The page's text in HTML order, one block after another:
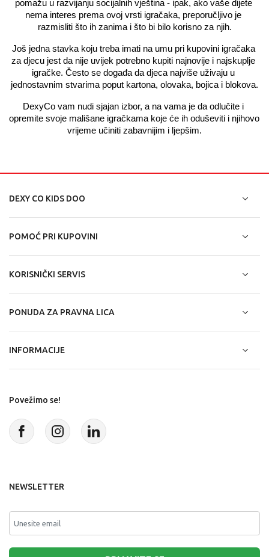
pomažu u razvijanju socijalnih vještina - ipak, ako vaše dijete
nema interes prema ovoj vrsti igračaka, preporučljivo je
razmisliti što ih zanima i što bi bilo korisno za njih.
Još jedna stavka koju treba imati na umu pri kupovini igračaka
za djecu jest da nije uvijek potrebno kupiti najnovije i najskuplje
igračke. Često se događa da djeca najviše uživaju u
jednostavnim stvarima poput kartona, olovaka, bojica i blokova.
DexyCo vam nudi sjajan izbor, a na vama je da odlučite i
opremite svoje mališane igračkama koje će ih oduševiti i njihovo
vrijeme učiniti zabavnijim i ljepšim.
DEXY CO KIDS DOO
POMOĆ PRI KUPOVINI
KORISNIČKI SERVIS
PONUDA ZA PRAVNA LICA
INFORMACIJE
Povežimo se!
NEWSLETTER